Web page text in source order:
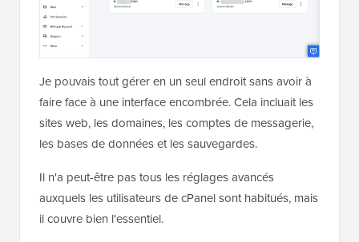
Je pouvais tout gérer en un seul endroit sans avoir à
faire face à une interface encombrée. Cela incluait les
sites web, les domaines, les comptes de messagerie,
les bases de données et les sauvegardes.
Il n'a peut-être pas tous les réglages avancés
auxquels les utilisateurs de cPanel sont habitués, mais
il couvre bien l'essentiel.